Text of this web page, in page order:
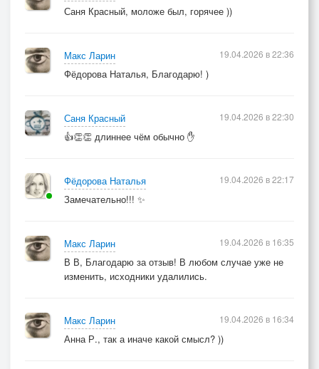
Саня Красный, моложе был, горячее ))
Макс Ларин
Фёдорова Наталья, Благодарю! )
19.04.2026 в 22:36
Саня Красный
👍👏👏 длиннее чём обычно ✋
19.04.2026 в 22:30
Фёдорова Наталья
Замечательно!!! ✨
19.04.2026 в 22:17
Макс Ларин
В В, Благодарю за отзыв! В любом случае уже не
изменить, исходники удалились.
19.04.2026 в 16:35
Макс Ларин
Анна Р., так а иначе какой смысл? ))
19.04.2026 в 16:34